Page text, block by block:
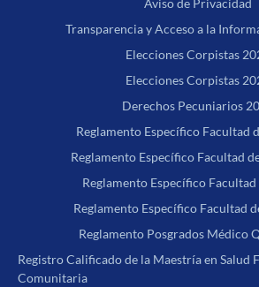
Aviso de Privacidad
Transparencia y Acceso a la
Elecciones Corpistas
Elecciones Corpistas
Derechos Pecuniarios
Reglamento Específico Facultad
Reglamento Específico Facultad
Reglamento Específico
Reglamento Específico Facultad
Reglamento Posgrados Médico
Registro Calificado de la Maestría en Salud
Comunitaria